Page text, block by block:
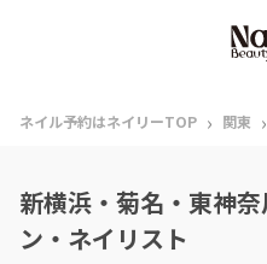
ネイル予約はネイリーTOP › 関東 ›
新横浜・菊名・東神
ン・ネイリスト